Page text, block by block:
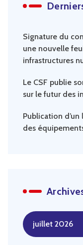
Signature du
une nouvelle
infrastructures
Le CSF publie
sur le futur des
Publication
des
juillet 2026